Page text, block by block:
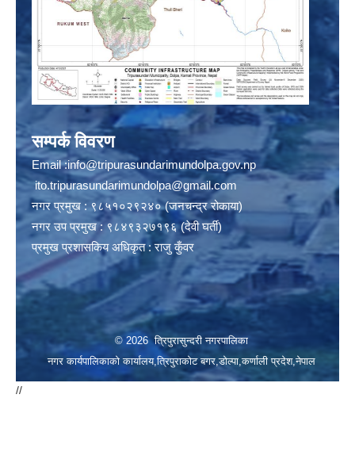
सम्पर्क विवरण
Email :info@tripurasundarimundolpa.gov.np
ito.tripurasundarimundolpa@gmail.com
नगर प्रमुख : ९८५१०२९२४० (जनचन्द्र रोकाया)
नगर उप प्रमुख : ९८४९३२७१९६ (देवी घर्ती)
प्रमुख प्रशासकिय अधिकृत : राजु कुँवर
© 2026 त्रिपुरासुन्दरी नगरपालिका
नगर कार्यपालिकाको कार्यालय,त्रिपुराकोट बगर,डोल्पा,कर्णाली प्रदेश,नेपाल
//